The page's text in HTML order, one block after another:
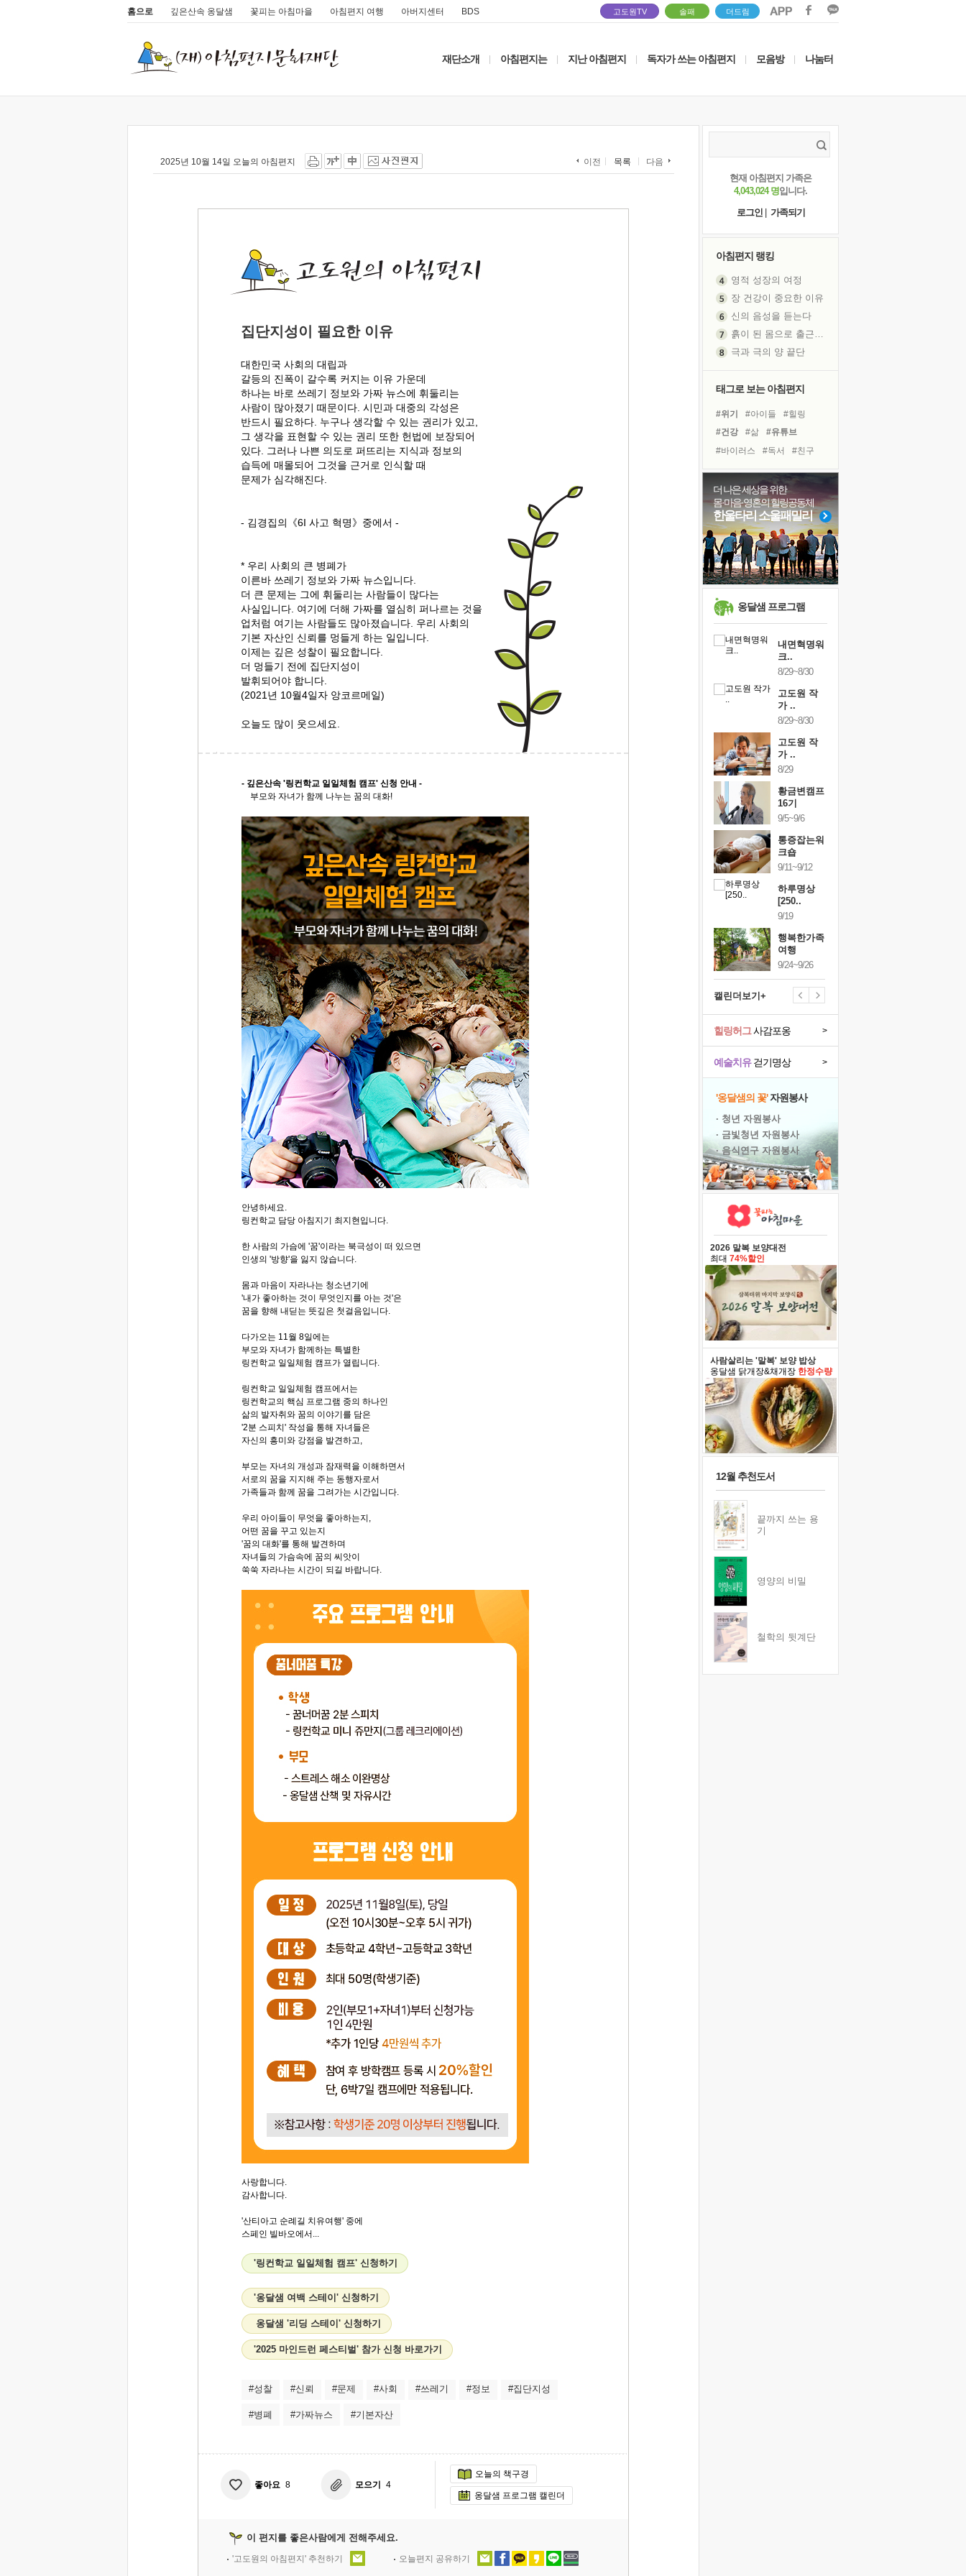
홈으로 깊은산속 옹달샘 꽃피는 아침마을 아침편지 여행 아버지센터 BDS 고도원TV 솔패 더드림
재단소개 아침편지는 지난 아침편지 독자가 쓰는 아침편지 모음방 나눔터
2025년 10월 14일 오늘의 아침편지 이전 목록 다음
집단지성이 필요한 이유
대한민국 사회의 대립과
갈등의 진폭이 갈수록 커지는 이유 가운데
하나는 바로 쓰레기 정보와 가짜 뉴스에 휘둘리는
사람이 많아졌기 때문이다. 시민과 대중의 각성은
반드시 필요하다. 누구나 생각할 수 있는 권리가 있고,
그 생각을 표현할 수 있는 권리 또한 헌법에 보장되어
있다. 그러나 나쁜 의도로 퍼뜨리는 지식과 정보의
습득에 매몰되어 그것을 근거로 인식할 때
문제가 심각해진다.
- 김경집의《6I 사고 혁명》중에서 -
* 우리 사회의 큰 병폐가
이른바 쓰레기 정보와 가짜 뉴스입니다.
더 큰 문제는 그에 휘둘리는 사람들이 많다는
사실입니다. 여기에 더해 가짜를 열심히 퍼나르는 것을
업처럼 여기는 사람들도 많아졌습니다. 우리 사회의
기본 자산인 신뢰를 멍들게 하는 일입니다.
이제는 깊은 성찰이 필요합니다.
더 멍들기 전에 집단지성이
발휘되어야 합니다.
(2021년 10월4일자 앙코르메일)
오늘도 많이 웃으세요.
- 깊은산속 '링컨학교 일일체험 캠프' 신청 안내 -
부모와 자녀가 함께 나누는 꿈의 대화!
안녕하세요.
링컨학교 담당 아침지기 최지현입니다.
한 사람의 가슴에 '꿈'이라는 북극성이 떠 있으면
인생의 '방향'을 잃지 않습니다.
몸과 마음이 자라나는 청소년기에
'내가 좋아하는 것이 무엇인지를 아는 것'은
꿈을 향해 내딛는 뜻깊은 첫걸음입니다.
다가오는 11월 8일에는
부모와 자녀가 함께하는 특별한
링컨학교 일일체험 캠프가 열립니다.
링컨학교 일일체험 캠프에서는
링컨학교의 핵심 프로그램 중의 하나인
삶의 발자취와 꿈의 이야기를 담은
'2분 스피치' 작성을 통해 자녀들은
자신의 흥미와 강점을 발견하고,
부모는 자녀의 개성과 잠재력을 이해하면서
서로의 꿈을 지지해 주는 동행자로서
가족들과 함께 꿈을 그려가는 시간입니다.
우리 아이들이 무엇을 좋아하는지,
어떤 꿈을 꾸고 있는지
'꿈의 대화'를 통해 발견하며
자녀들의 가슴속에 꿈의 씨앗이
쑥쑥 자라나는 시간이 되길 바랍니다.
사랑합니다.
감사합니다.
'산티아고 순례길 치유여행' 중에
스페인 빌바오에서...
'링컨학교 일일체험 캠프' 신청하기
'옹달샘 여백 스테이' 신청하기
옹달샘 '리딩 스테이' 신청하기
'2025 마인드런 페스티벌' 참가 신청 바로가기
#성찰 #신뢰 #문제 #사회 #쓰레기 #정보 #집단지성
#병폐 #가짜뉴스 #기본자산
좋아요 8 모으기 4
오늘의 책구경
옹달샘 프로그램 캘린더
이 편지를 좋은사람에게 전해주세요.
'고도원의 아침편지' 추천하기 오늘편지 공유하기
현재 아침편지 가족은
4,043,024 명입니다.
로그인
가족되기
아침편지 랭킹
영적 성장의 여정
장 건강이 중요한 이유
신의 음성을 듣는다
흙이 된 몸으로 출근하는 여자
극과 극의 양 끝단
아픈 아버지를 위한 공간 설계
슬럼프
보고 싶은 어머니
유년 시절의 부산 영도 바다
못된 꼰대들
희망이란
'모른다'는 것
귀를 열고 마음을 내어주고
태그로 보는 아침편지
#위기 #아이들
#힐링
#건강
#삶
#유튜브
#바이러스
#독서
#친구
#계획
#명상
#면역력
#링컨학교
#희망
#비전캠프
#리더
#사람
#다짐
#독서캠프
#도움
#나눔
더 나은 세상을 위한
몸·마음·영혼의 힐링공동체
한울타리 소울패밀리
옹달샘 프로그램
내면혁명워
크..
8/29~8/30
고도원 작
가 ..
8/29~8/30
고도원 작
가 ..
8/29
황금변캠프
16기
9/5~9/6
통증잡는워
크숍
9/11~9/12
하루명상
[250..
9/19
행복한가족
여행
9/24~9/26
캘린더보기+
예술치유걷기명상 >
힐링허그사감포옹 >
'옹달샘의 꽃'자원봉사
· 청년 자원봉사
· 금빛청년 자원봉사
· 음식연구 자원봉사
2026 말복 보양대전
최대 74%할인
사람살리는 '말복' 보양 밥상
옹달샘 닭개장&채개장 한정수량
12월 추천도서
끝까지 쓰는 용
기
영양의 비밀
철학의 뒷계단